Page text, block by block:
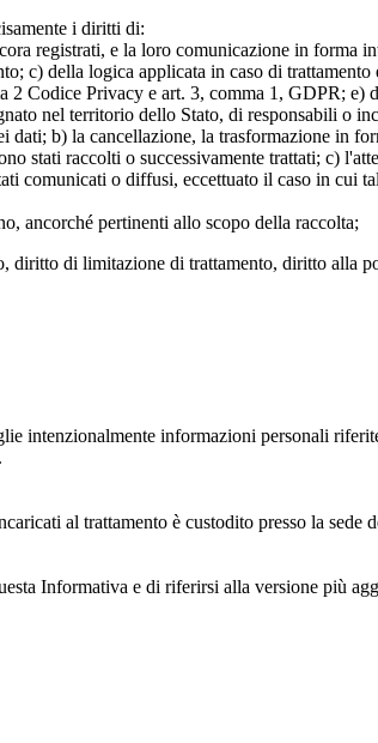
i diritti di:
registrati, e la loro comunicazione in forma
c) della logica applicata in caso di
Codice Privacy e art. 3, comma 1, GDPR;
nel territorio dello Stato, di responsabili o
b) la cancellazione, la trasformazione in
stati raccolti o successivamente trattati; c)
comunicati o diffusi, eccettuato il caso in cui
ancorché pertinenti allo scopo della raccolta;
di limitazione di trattamento, diritto alla
intenzionalmente informazioni personali
al trattamento è custodito presso la sede
Informativa e di riferirsi alla versione più